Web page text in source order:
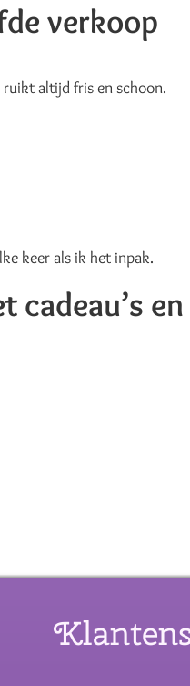
verkoop
altijd fris en schoon.
keer als ik het inpak.
cadeau’s